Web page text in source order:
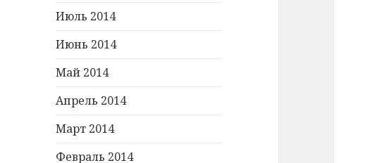
Июль 2014
Июнь 2014
Май 2014
Апрель 2014
Март 2014
Февраль 2014